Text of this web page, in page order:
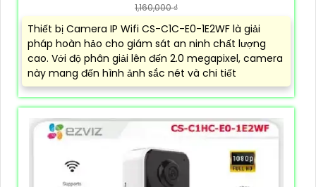
1,160,000 ₫
Thiết bị Camera IP Wifi CS-C1C-E0-1E2WF là giải
pháp hoàn hảo cho giám sát an ninh chất lượng
cao. Với độ phân giải lên đến 2.0 megapixel, camera
này mang đến hình ảnh sắc nét và chi tiết